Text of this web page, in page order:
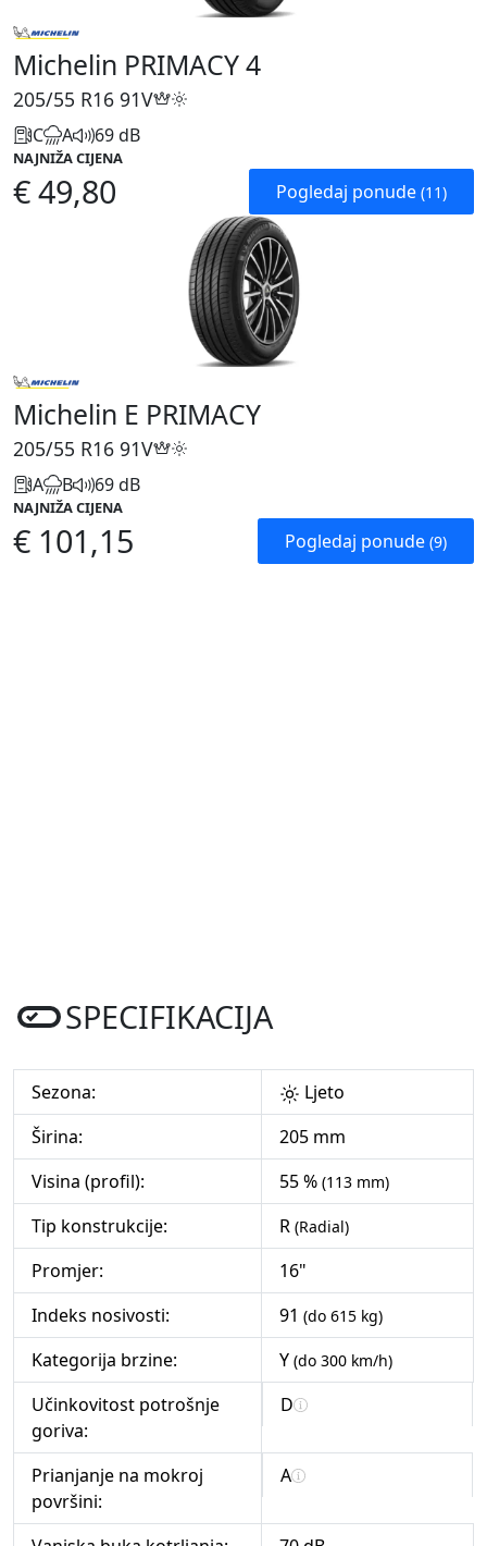
Michelin PRIMACY 4
205/55 R16 91V
C A 69 dB
NAJNIŽA CIJENA
€ 49,80 Pogledaj ponude (11)
Michelin E PRIMACY
205/55 R16 91V
A B 69 dB
NAJNIŽA CIJENA
€ 101,15 Pogledaj ponude (9)
SPECIFIKACIJA
Sezona:
Ljeto
Širina:
205 mm
Visina (profil):
55 % (113 mm)
Tip konstrukcije: R (Radial)
Promjer:
16"
Indeks nosivosti:
91 (do 615 kg)
Kategorija brzine: Y (do 300 km/h)
Učinkovitost potrošnje
goriva:
D
Prianjanje na mokroj
površini:
A